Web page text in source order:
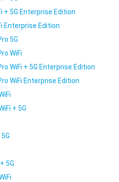
+ 5G Enterprise Edition
Enterprise Edition
5G
WiFi
WiFi + 5G Enterprise Edition
WiFi Enterprise Edition
+ 5G
5G